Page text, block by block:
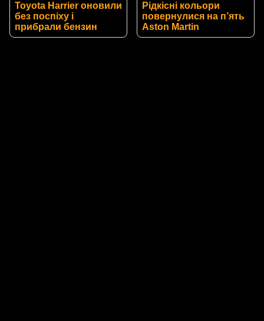
Toyota Harrier оновили
без поспіху і
прибрали бензин
Рідкісні кольори
повернулися на п’ять
Aston Martin